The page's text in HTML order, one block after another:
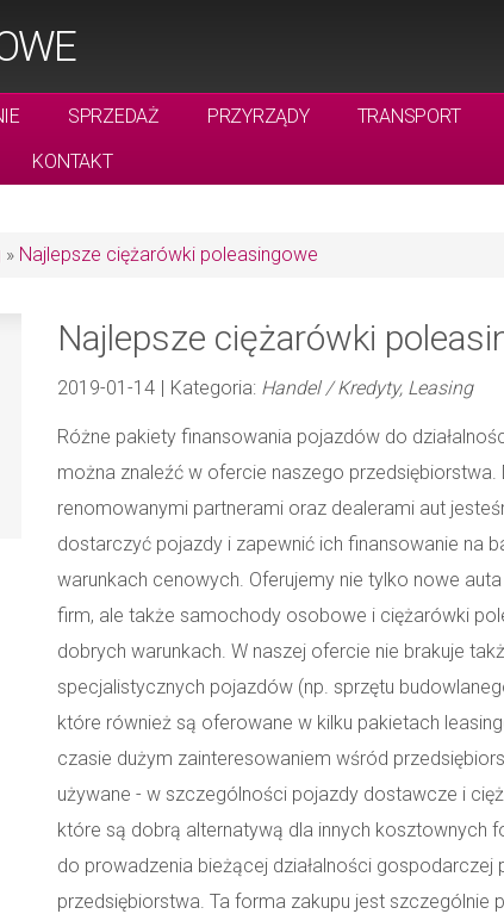
SPRZEDAŻ PRZYRZĄDY TRANSPORT
KONTAKT
» Najlepsze ciężarówki poleasingowe
Najlepsze ciężarówki
2019-01-14 | Kategoria: Handel / Kredyty, Leasing
Różne pakiety finansowania pojazdów do
można znaleźć w ofercie naszego przedsiębiorstwa.
renomowanymi partnerami oraz dealerami aut
dostarczyć pojazdy i zapewnić ich finansowanie na
warunkach cenowych. Oferujemy nie tylko nowe auta
firm, ale także samochody osobowe i ciężarówki
dobrych warunkach. W naszej ofercie nie brakuje
specjalistycznych pojazdów (np. sprzętu
które również są oferowane w kilku pakietach
czasie dużym zainteresowaniem wśród
używane - w szczególności pojazdy dostawcze i
które są dobrą alternatywą dla innych kosztownych
do prowadzenia bieżącej działalności gospodarczej
przedsiębiorstwa. Ta forma zakupu jest szczególnie